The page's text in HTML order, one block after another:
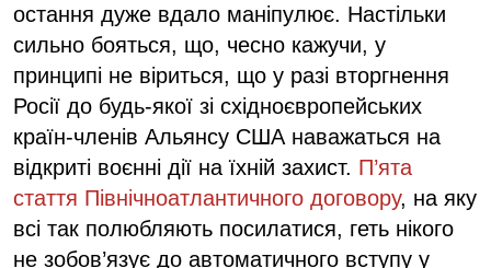
остання дуже вдало маніпулює. Настільки
сильно бояться, що, чесно кажучи, у
принципі не віриться, що у разі вторгнення
Росії до будь-якої зі східноєвропейських
країн-членів Альянсу США наважаться на
відкриті воєнні дії на їхній захист. П’ята
стаття Північноатлантичного договору, на яку
всі так полюбляють посилатися, геть нікого
не зобов’язує до автоматичного вступу у